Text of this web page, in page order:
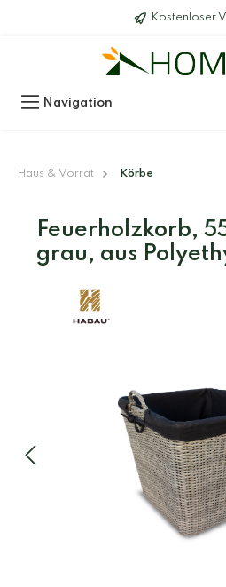
Kostenloser
Navigation
Haus & Vorrat Körbe
Feuerholzkorb,
grau, aus